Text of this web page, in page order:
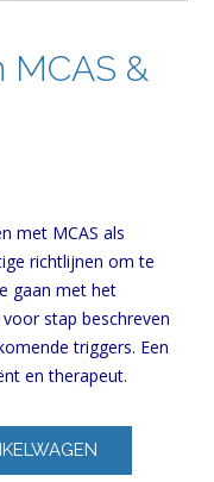
MCAS &
met MCAS als
richtlijnen om te
gaan met het
stap beschreven
triggers. Een
en therapeut.